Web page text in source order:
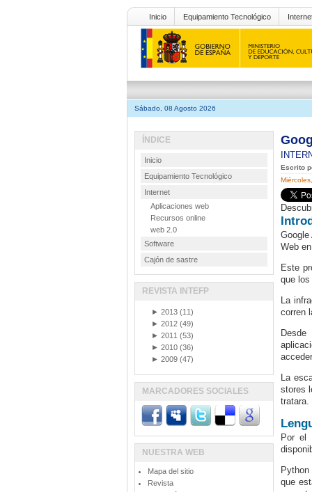
Inicio Equipamiento Tecnológico
Sábado, 08 Agosto 2026
Escrito
Google
Web
Este
que
La
corren
La
stores
tratara.
Por el
que
ÍNDICE
Inicio
Equipamiento Tecnológico
Internet
Aplicaciones web
Recursos online
web 2.0
Software
Cajón de sastre
REVISTA INTEFP
► 2013 (11)
► 2012 (49)
► 2011 (53)
► 2010 (36)
► 2009 (47)
MARCADORES SOCIALES
NUESTRA WEB
Mapa del sitio
Revista